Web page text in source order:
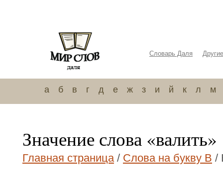
Словарь Даля
а б в г д е ж з и й к л м
Значение слова «валить»
Главная страница/ Слова на букву В /